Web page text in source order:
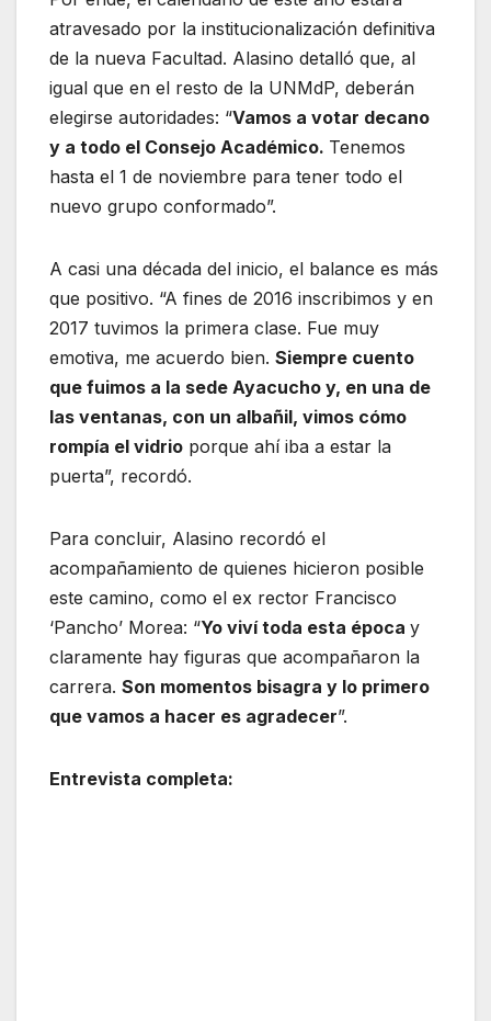
atravesado por la institucionalización definitiva
de la nueva Facultad. Alasino detalló que, al
igual que en el resto de la UNMdP, deberán
elegirse autoridades: “Vamos a votar decano
y a todo el Consejo Académico. Tenemos
hasta el 1 de noviembre para tener todo el
nuevo grupo conformado”.
A casi una década del inicio, el balance es más
que positivo. “A fines de 2016 inscribimos y en
2017 tuvimos la primera clase. Fue muy
emotiva, me acuerdo bien. Siempre cuento
que fuimos a la sede Ayacucho y, en una de
las ventanas, con un albañil, vimos cómo
rompía el vidrio porque ahí iba a estar la
puerta”, recordó.
Para concluir, Alasino recordó el
acompañamiento de quienes hicieron posible
este camino, como el ex rector Francisco
‘Pancho’ Morea: “Yo viví toda esta época y
claramente hay figuras que acompañaron la
carrera. Son momentos bisagra y lo primero
que vamos a hacer es agradecer”.
Entrevista completa: